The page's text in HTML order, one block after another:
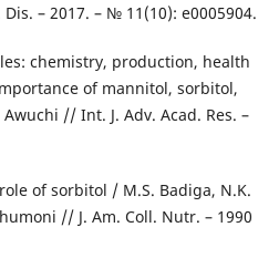
– 2017. – № 11(10): e0005904.
chemistry, production, health
of mannitol, sorbitol,
// Int. J. Adv. Acad. Res. –
of sorbitol / M.S. Badiga, N.K.
// J. Am. Coll. Nutr. – 1990